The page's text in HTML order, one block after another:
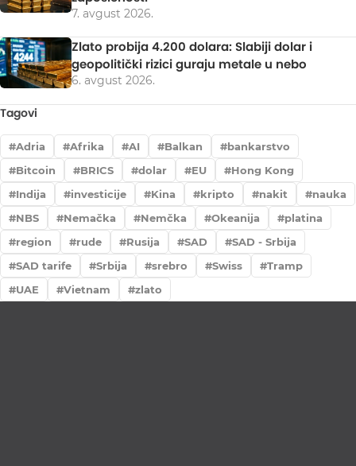
7. avgust 2026.
Zlato probija 4.200 dolara: Slabiji dolar i
geopolitički rizici guraju metale u nebo
6. avgust 2026.
Tagovi
Adria Afrika AI Balkan
bankarstvo
Bitcoin
BRICS dolar EU
Hong Kong
Indija
investicije Kina kripto nakit
nauka
NBS
Nemačka Nemčka Okeanija
platina
region
rude Rusija SAD
SAD - Srbija
SAD tarife
Srbija srebro Swiss
Tramp
UAE
Vietnam zlato